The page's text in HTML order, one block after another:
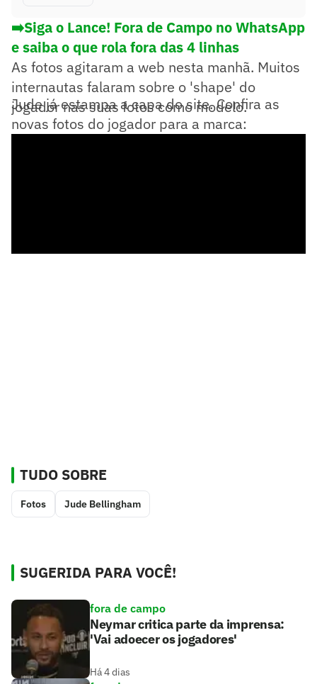
➡️Siga o Lance! Fora de Campo no WhatsApp
e saiba o que rola fora das 4 linhas
As fotos agitaram a web nesta manhã. Muitos
internautas falaram sobre o 'shape' do
jogador nas suas fotos como modelo.
Jude já estampa a capa do site. Confira as
novas fotos do jogador para a marca:
TUDO SOBRE
Fotos Jude Bellingham
SUGERIDA PARA VOCÊ!
fora de campo
Neymar critica parte da imprensa:
'Vai adoecer os jogadores'
Há 4 dias